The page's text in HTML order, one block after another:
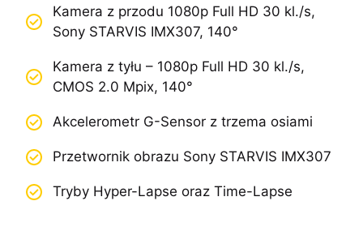
Kamera z przodu 1080p Full HD 30 kl./s,
Sony STARVIS IMX307, 140°
Kamera z tyłu – 1080p Full HD 30 kl./s,
CMOS 2.0 Mpix, 140°
Akcelerometr G-Sensor z trzema osiami
Przetwornik obrazu Sony STARVIS IMX307
Tryby Hyper-Lapse oraz Time-Lapse